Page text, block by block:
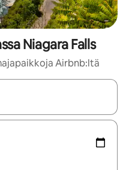
Niagara Falls
Airbnb:ltä
ylös- ja alas-